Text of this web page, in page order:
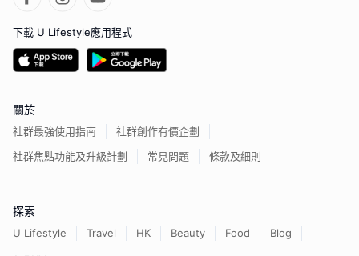
下載 U Lifestyle應用程式
關於
社群最強使用指南
社群創作有價企劃
社群焦點功能及升級計劃
常見問題 條款及細則
探索
U Lifestyle Travel HK Beauty Food
Blog